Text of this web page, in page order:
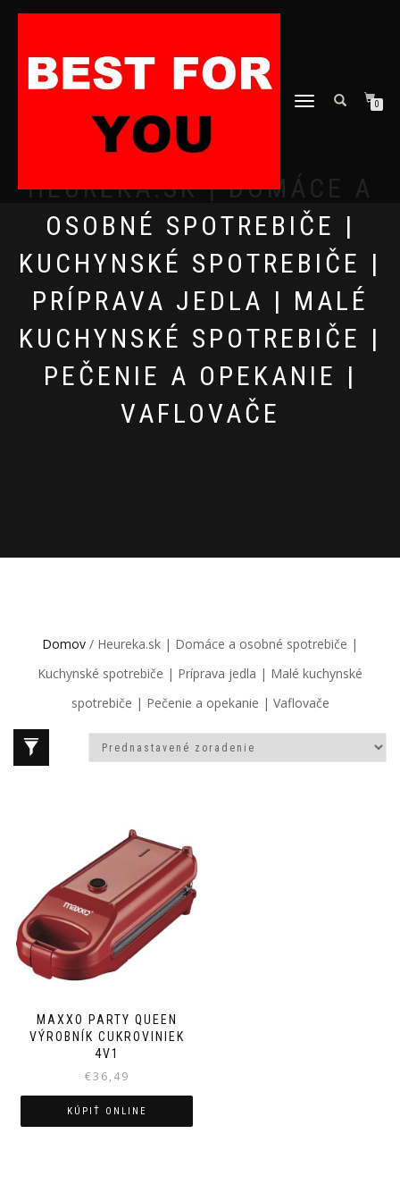
TOGGLE
0
HEUREKA.SK | DOMÁCE A
OSOBNÉ SPOTREBIČE |
KUCHYNSKÉ SPOTREBIČE |
PRÍPRAVA JEDLA | MALÉ
KUCHYNSKÉ SPOTREBIČE |
PEČENIE A OPEKANIE |
VAFLOVAČE
Domov / Heureka.sk | Domáce a osobné spotrebiče |
Kuchynské spotrebiče | Príprava jedla | Malé kuchynské
spotrebiče | Pečenie a opekanie | Vaflovače
MAXXO PARTY QUEEN
VÝROBNÍK CUKROVINIEK
4V1
€36,49
KÚPIŤ ONLINE